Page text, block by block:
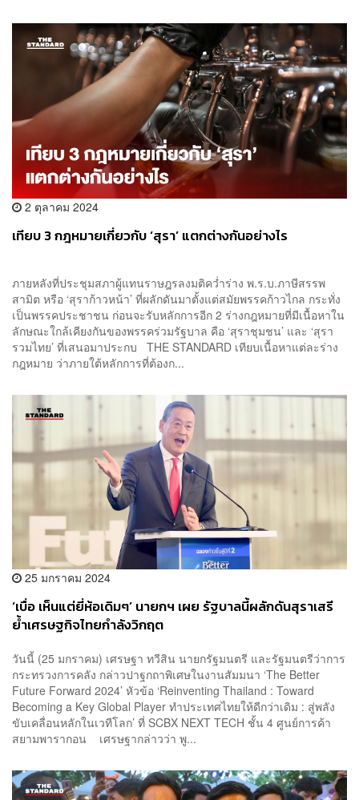
2 ตุลาคม 2024
เทียบ 3 กฎหมายเกี่ยวกับ ‘สุรา’ แตกต่างกันอย่างไร
ภายหลังที่ประชุมสภาผู้แทนราษฎรลงมติคว่ำร่าง พ.ร.บ.ภาษีสรรพ
สามิต หรือ ‘สุราก้าวหน้า’ ที่ผลักดันมาตั้งแต่สมัยพรรคก้าวไกล กระทั่ง
เป็นพรรคประชาชน ก่อนจะรับหลักการอีก 2 ร่างกฎหมายที่มีเนื้อหาใน
ลักษณะใกล้เคียงกันของพรรคร่วมรัฐบาล คือ ‘สุราชุมชน’ และ ‘สุรา
รวมไทย’ ที่เสนอมาประกบ THE STANDARD เทียบเนื้อหาแต่ละร่าง
กฎหมาย ว่าภายใต้หลักการที่ต้องก...
25 มกราคม 2024
‘เบื่อ เห็นแต่ยี่ห้อเดิมๆ’ นายกฯ เผย รัฐบาลนี้ผลักดันสุราเสรี
ย้ำเศรษฐกิจไทยกำลังวิกฤต
วันนี้ (25 มกราคม) เศรษฐา ทวีสิน นายกรัฐมนตรี และรัฐมนตรีว่าการ
กระทรวงการคลัง กล่าวปาฐกถาพิเศษในงานสัมมนา ‘The Better
Future Forward 2024’ หัวข้อ ‘Reinventing Thailand : Toward
Becoming a Key Global Player ทำประเทศไทยให้ดีกว่าเดิม : สู่พลัง
ขับเคลื่อนหลักในเวทีโลก’ ที่ SCBX NEXT TECH ชั้น 4 ศูนย์การค้า
สยามพารากอน เศรษฐากล่าวว่า พู...